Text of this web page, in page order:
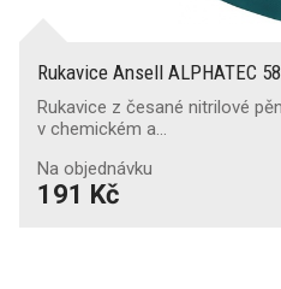
Rukavice Ansell ALPHATEC
Rukavice z česané nitrilové
v chemickém a…
Na objednávku
191 Kč